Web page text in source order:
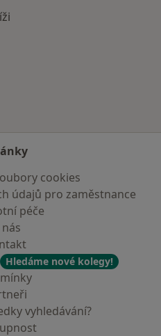
cookies
údajů pro zaměstnance
péče
Hledáme nové kolegy!
vyhledávání?